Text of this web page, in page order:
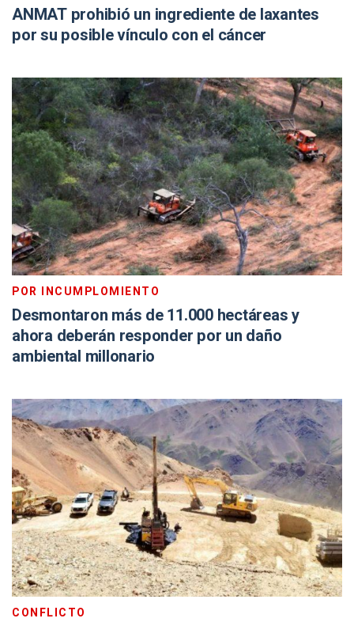
ANMAT prohibió un ingrediente de laxantes
por su posible vínculo con el cáncer
POR INCUMPLOMIENTO
Desmontaron más de 11.000 hectáreas y
ahora deberán responder por un daño
ambiental millonario
CONFLICTO